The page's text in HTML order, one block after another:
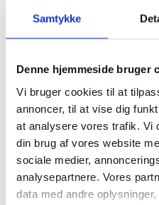
Samtykke
Denne hjemmeside bruger
Vi bruger cookies til at
annoncer, til at vise dig
at analysere vores trafik. Vi
din brug af vores website
sociale medier,
analysepartnere. Vores
data med andre
IT-
større
Tilmeld
– og modtag
“Succes i en